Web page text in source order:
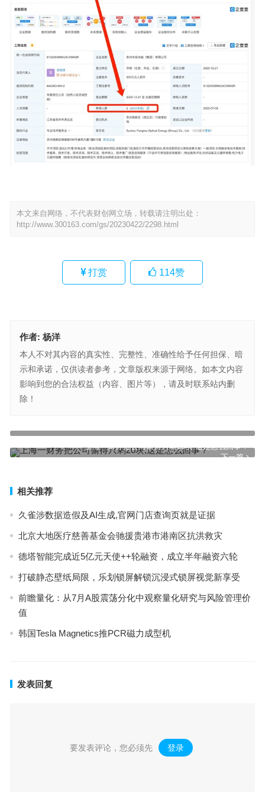
本文来自网络，不代表财创网立场，转载请注明出处：
http://www.300163.com/gs/20230422/2298.html
打赏 114赞
作者: 杨洋
本人不对其内容的真实性、完整性、准确性给予任何担保、暗
示和承诺，仅供读者参考，文章版权来源于网络。如本文内容
影响到您的合法权益（内容、图片等），请及时联系站内删
除！
下一篇
上海一财务把公司偷得只剩20块,这是怎么回事？
相关推荐
久雀涉数据造假及AI生成,官网门店查询页就是证据
北京大地医疗慈善基金会驰援贵港市港南区抗洪救灾
德塔智能完成近5亿元天使++轮融资，成立半年融资六轮
打破静态壁纸局限，乐划锁屏解锁沉浸式锁屏视觉新享受
前瞻量化：从7月A股震荡分化中观察量化研究与风险管理价
值
韩国Tesla Magnetics推PCR磁力成型机
发表回复
要发表评论，您必须先 登录 。